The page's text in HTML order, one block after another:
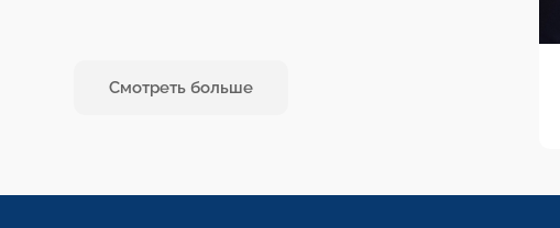
Смотреть больше